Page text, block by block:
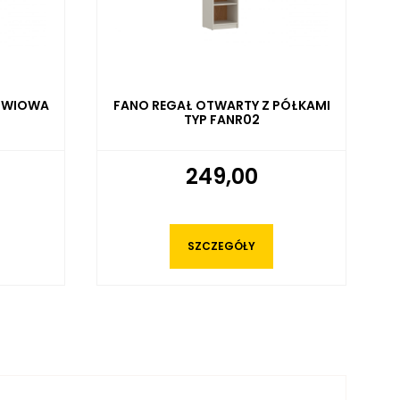
FANO REGAŁ WISZĄCY TYP FANR01
379,00
SZCZEGÓŁY